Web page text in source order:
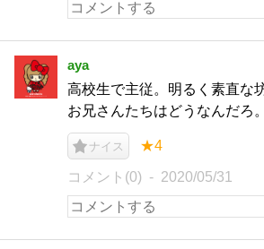
aya
高校生で主従。明るく素直な
お兄さんたちはどうなんだろ。
ナイス ★4
コメント(0) 2020/05/31